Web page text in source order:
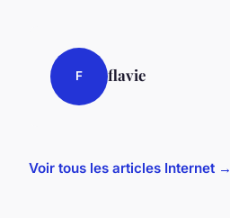
F flavie
Voir tous les articles Internet →